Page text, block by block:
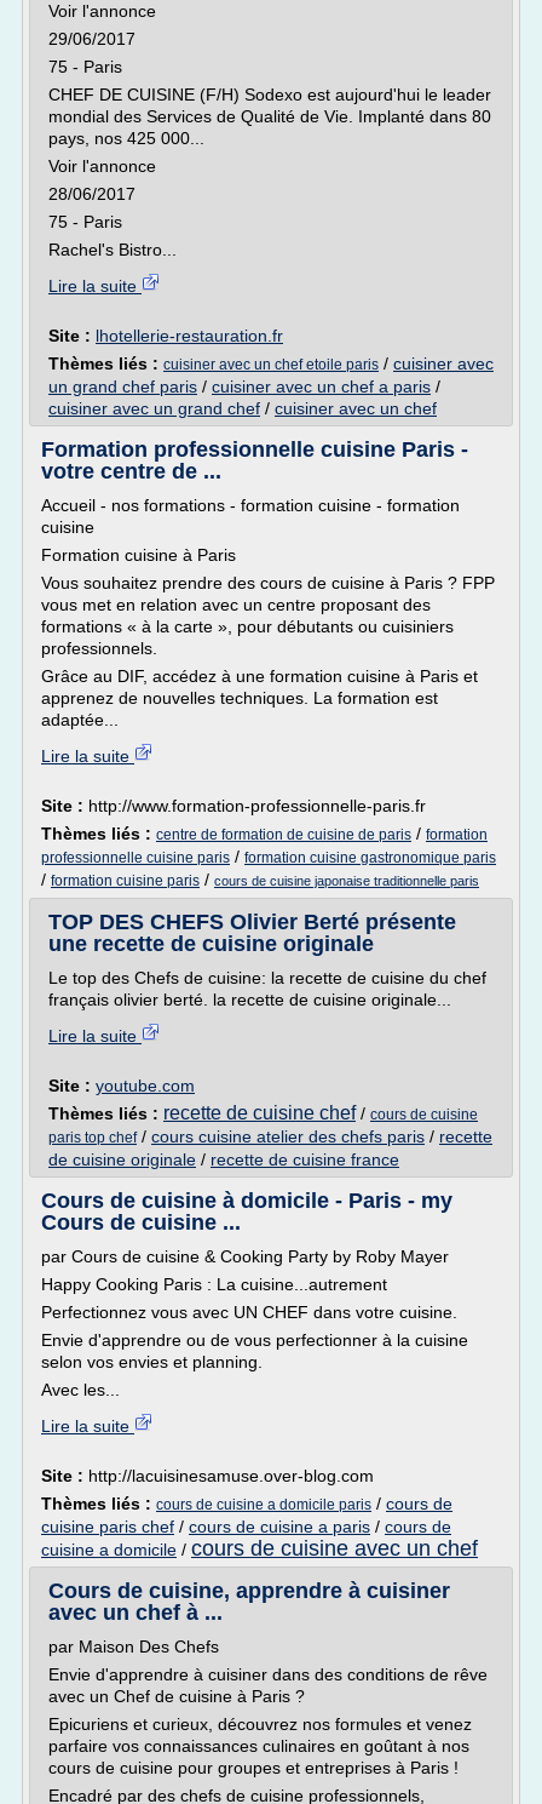
Voir l'annonce
29/06/2017
75 - Paris
CHEF DE CUISINE (F/H) Sodexo est aujourd'hui le leader
mondial des Services de Qualité de Vie. Implanté dans 80
pays, nos 425 000...
Voir l'annonce
28/06/2017
75 - Paris
Rachel's Bistro...
Lire la suite
Site : lhotellerie-restauration.fr
Thèmes liés : cuisiner avec un chef etoile paris / cuisiner avec
un grand chef paris / cuisiner avec un chef a paris /
cuisiner avec un grand chef / cuisiner avec un chef
Formation professionnelle cuisine Paris -
votre centre de ...
Accueil - nos formations - formation cuisine - formation
cuisine
Formation cuisine à Paris
Vous souhaitez prendre des cours de cuisine à Paris ? FPP
vous met en relation avec un centre proposant des
formations « à la carte », pour débutants ou cuisiniers
professionnels.
Grâce au DIF, accédez à une formation cuisine à Paris et
apprenez de nouvelles techniques. La formation est
adaptée...
Lire la suite
Site : http://www.formation-professionnelle-paris.fr
Thèmes liés : centre de formation de cuisine de paris / formation
professionnelle cuisine paris / formation cuisine gastronomique paris
/ formation cuisine paris / cours de cuisine japonaise traditionnelle paris
TOP DES CHEFS Olivier Berté présente
une recette de cuisine originale
Le top des Chefs de cuisine: la recette de cuisine du chef
français olivier berté. la recette de cuisine originale...
Lire la suite
Site : youtube.com
Thèmes liés : recette de cuisine chef/ cours de cuisine
paris top chef/ cours cuisine atelier des chefs paris / recette
de cuisine originale / recette de cuisine france
Cours de cuisine à domicile - Paris - my
Cours de cuisine ...
par Cours de cuisine & Cooking Party by Roby Mayer
Happy Cooking Paris : La cuisine...autrement
Perfectionnez vous avec UN CHEF dans votre cuisine.
Envie d'apprendre ou de vous perfectionner à la cuisine
selon vos envies et planning.
Avec les...
Lire la suite
Site : http://lacuisinesamuse.over-blog.com
Thèmes liés : cours de cuisine a domicile paris / cours de
cuisine paris chef / cours de cuisine a paris / cours de
cuisine a domicile / cours de cuisine avec un chef
Cours de cuisine, apprendre à cuisiner
avec un chef à ...
par Maison Des Chefs
Envie d'apprendre à cuisiner dans des conditions de rêve
avec un Chef de cuisine à Paris ?
Epicuriens et curieux, découvrez nos formules et venez
parfaire vos connaissances culinaires en goûtant à nos
cours de cuisine pour groupes et entreprises à Paris !
Encadré par des chefs de cuisine professionnels,